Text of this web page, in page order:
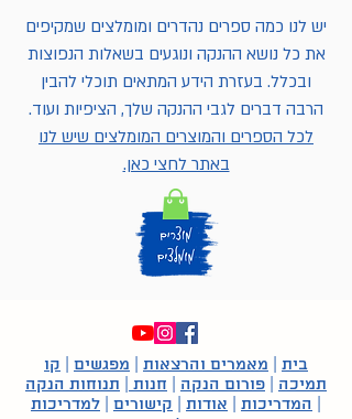
יש לנו כמה ספרים נהדרים ומומלצים שמקיפים
את כל נושא ההנקה ונוגעים בשאלות הנפוצות
ובכלל. בעזרת הידע המתאים תוכלי להבין
הרבה דברים לגבי ההנקה שלך, הציפיות ועוד.
לכל הספרים והמוצרים המומלצים שיש לנו
באתר לחצי כאן.
בית מאמרים והרצאות מפגשים
קו
תמיכה
פורום הנקה חנות
תנוחות הנקה
המדריכות אודות קישורים
למדריכות